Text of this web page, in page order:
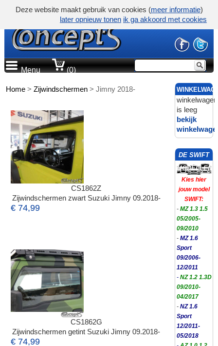
Menu (0)
Home >Zijwindschermen >Jimny 2018-
CS1862Z
Zijwindschermen zwart Suzuki Jimny 09.2018-
€ 74,99
CS1862G
Zijwindschermen getint Suzuki Jimny 09.2018-
€ 74,99
winkelwagen
is leeg
bekijk
DE SWIFT
MODELLEN
Kies hier
jouw model
SWIFT:
- MZ 1.3 1.5
05/2005-
09/2010
- MZ 1.6
Sport
09/2006-
12/2011
- NZ 1.2 1.3D
09/2010-
04/2017
- NZ 1.6
Sport
12/2011-
05/2018
Deze website maakt gebruik van cookies (meer informatie)
later opnieuw tonen ik ga akkoord met cookies